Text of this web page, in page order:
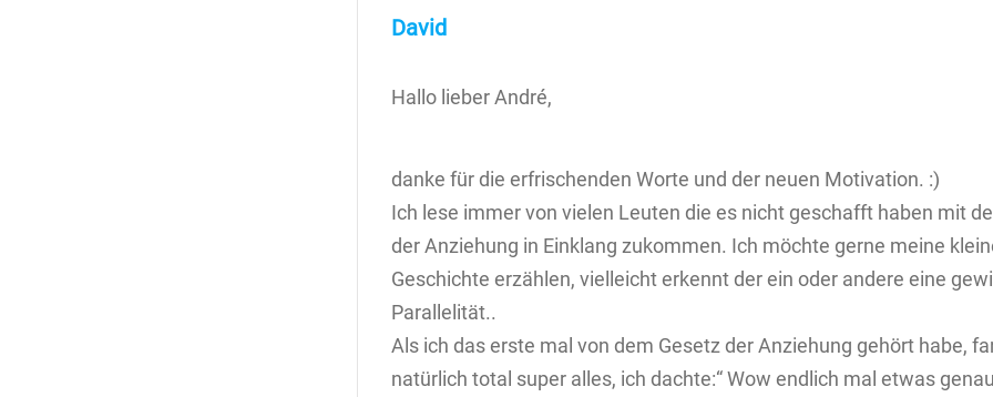
David
Hallo lieber André,
danke für die erfrischenden Worte und der neuen Motivation. :)
Ich lese immer von vielen Leuten die es nicht geschafft haben mit
der Anziehung in Einklang zukommen. Ich möchte gerne meine
Geschichte erzählen, vielleicht erkennt der ein oder andere eine
Parallelität..
Als ich das erste mal von dem Gesetz der Anziehung gehört habe,
natürlich total super alles, ich dachte:“ Wow endlich mal etwas